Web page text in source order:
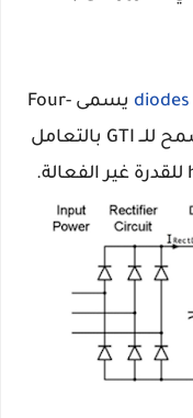
diodes يسمى Four-
، وبالتالي تسمح للــ GTI بالتعامل